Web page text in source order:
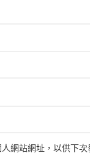
網站網址，以供下次